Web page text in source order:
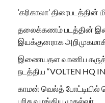
‘கரிகாலா’
தலைக்கணம் படத்தின்
இயக்குனராக
இணையதள வாணிப
நடத்திய “VOLTEN HQ
காமன் வெல்த் போட்டியில்
பரிசு வழங்கிய முதல்வர்